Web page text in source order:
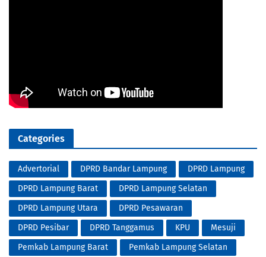
Categories
Advertorial DPRD Bandar Lampung
DPRD Lampung
DPRD Lampung Barat
DPRD Lampung Selatan
DPRD Lampung Utara
DPRD Pesawaran
DPRD Pesibar
DPRD Tanggamus KPU
Mesuji
Pemkab Lampung Barat
Pemkab Lampung Selatan